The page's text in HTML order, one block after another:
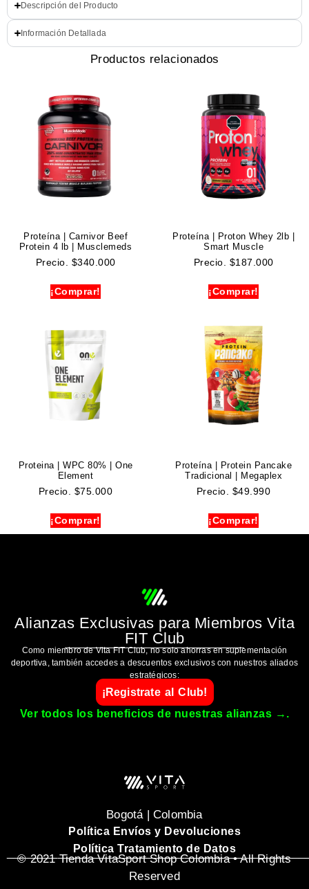
Descripción del Producto
Información Detallada
Productos relacionados
Proteína | Carnivor Beef
Protein 4 lb | Musclemeds
Precio. $340.000
¡Comprar!
Proteína | Proton Whey 2lb |
Smart Muscle
Precio. $187.000
¡Comprar!
Proteina | WPC 80% | One
Element
Precio. $75.000
¡Comprar!
Proteína | Protein Pancake
Tradicional | Megaplex
Precio. $49.990
¡Comprar!
Alianzas Exclusivas para Miembros Vita
FIT Club
Como miembro de Vita FIT Club, no solo ahorras en suplementación
deportiva, también accedes a descuentos exclusivos con nuestros aliados
estratégicos:
¡Registrate al Club!
Ver todos los beneficios de nuestras alianzas →.
Bogotá | Colombia
Política Envíos y Devoluciones
Política Tratamiento de Datos
© 2021 Tienda VitaSport Shop Colombia • All Rights
Reserved